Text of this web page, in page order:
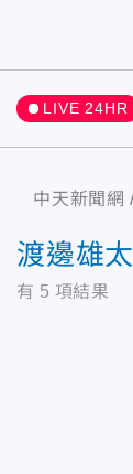
LIVE 24HR
中天新聞網
渡邊雄太
有 5 項結果